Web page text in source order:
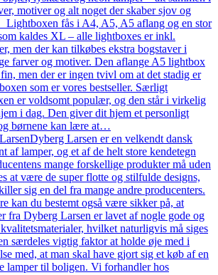
motiver og alt noget der skaber sjov og
fås i A4, A5, A5 aflang og en stor
kaldes XL – alle lightboxes er inkl.
men der kan tilkøbes ekstra bogstaver i
farver og motiver. Den aflange A5 lightbox
men der er ingen tvivl om at det stadig er
som er vores bestseller. Særligt
er voldsomt populær, og den står i virkelig
i dag. Den giver dit hjem et personligt
børnene kan lære at…
Dyberg Larsen er en velkendt dansk
af lamper, og et af de helt store kendetegn
mange forskellige produkter må uden
at være de super flotte og stilfulde designs,
sig en del fra mange andre producenters.
kan du bestemt også være sikker på, at
fra Dyberg Larsen er lavet af nogle gode og
hvilket naturligvis må siges
særdeles vigtig faktor at holde øje med i
med, at man skal have gjort sig et køb af en
lamper til boligen. Vi forhandler hos